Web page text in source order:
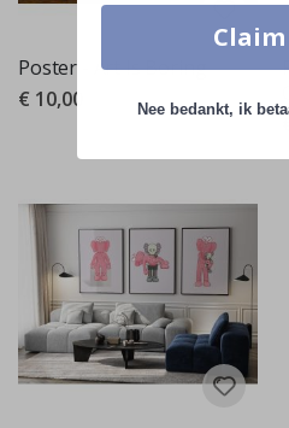
Poster - Art Is Boring
€ 10,00
Nee bedankt, ik